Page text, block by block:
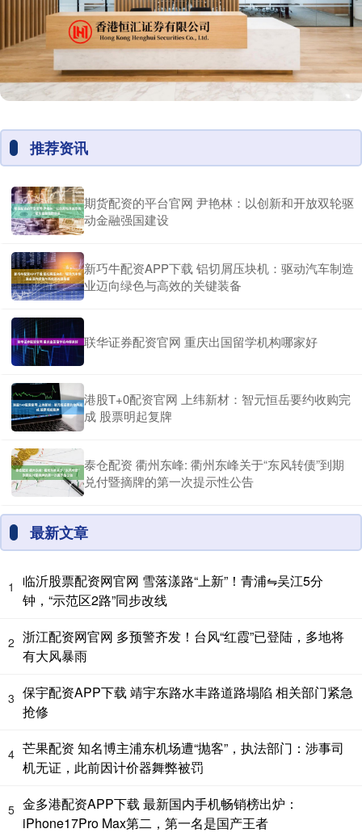
推荐资讯
期货配资的平台官网 尹艳林：以创新和开放双轮驱
动金融强国建设
新巧牛配资APP下载 铝切屑压块机：驱动汽车制造
业迈向绿色与高效的关键装备
联华证券配资官网 重庆出国留学机构哪家好
港股T+0配资官网 上纬新材：智元恒岳要约收购完
成 股票明起复牌
泰仓配资 衢州东峰: 衢州东峰关于“东风转债”到期
兑付暨摘牌的第一次提示性公告
最新文章
1
临沂股票配资网官网 雪落漾路“上新”！青浦⇋吴江5分
钟，“示范区2路”同步改线
2 浙江配资网官网 多预警齐发！台风“红霞”已登陆，多地将
有大风暴雨
3 保宇配资APP下载 靖宇东路水丰路道路塌陷 相关部门紧急
抢修
4 芒果配资 知名博主浦东机场遭“抛客”，执法部门：涉事司
机无证，此前因计价器舞弊被罚
5 金多港配资APP下载 最新国内手机畅销榜出炉：
iPhone17Pro Max第二，第一名是国产王者